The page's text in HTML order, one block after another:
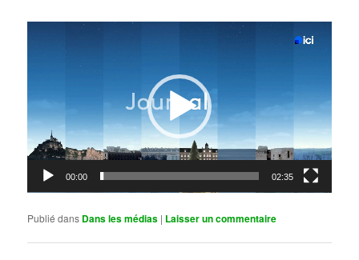
00:00 02:35
Publié dans Dans les médias | Laisser un commentaire